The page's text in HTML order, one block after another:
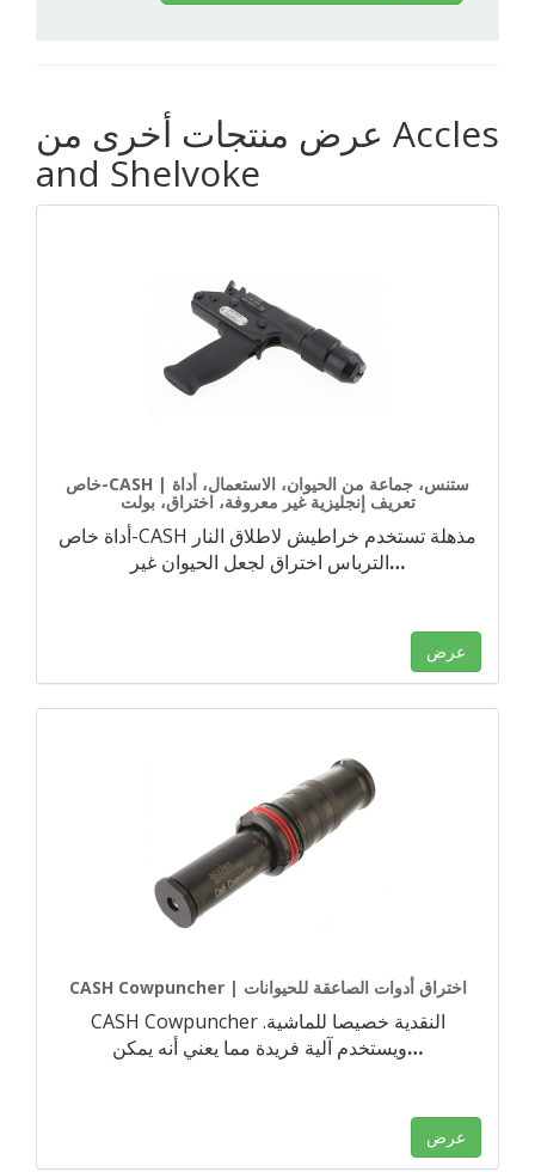
عرض منتجات أخرى من Accles
and Shelvoke
خاص-CASH | ستنس، جماعة من الحيوان، الاستعمال، أداة
تعريف إنجليزية غير معروفة، اختراق، بولت
أداة خاص-CASH مذهلة تستخدم خراطيش لاطلاق النار
الترباس اختراق لجعل الحيوان غير…
عرض
CASH Cowpuncher | اختراق أدوات الصاعقة للحيوانات
CASH Cowpuncher النقدية خصيصا للماشية.
ويستخدم آلية فريدة مما يعني أنه يمكن…
عرض